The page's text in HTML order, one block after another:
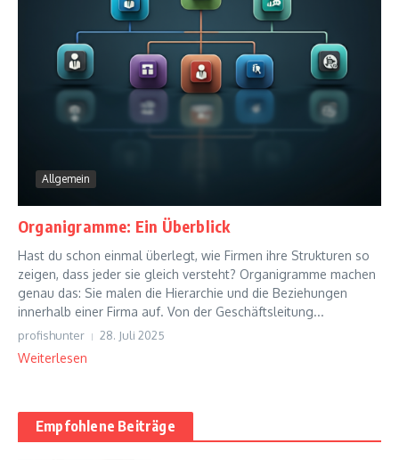
Allgemein
Organigramme: Ein Überblick
Hast du schon einmal überlegt, wie Firmen ihre Strukturen so
zeigen, dass jeder sie gleich versteht? Organigramme machen
genau das: Sie malen die Hierarchie und die Beziehungen
innerhalb einer Firma auf. Von der Geschäftsleitung...
profishunter 28. Juli 2025
Weiterlesen
Empfohlene Beiträge